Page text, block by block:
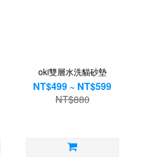
oki雙層水洗貓砂墊
NT$499 ~ NT$599
NT$880